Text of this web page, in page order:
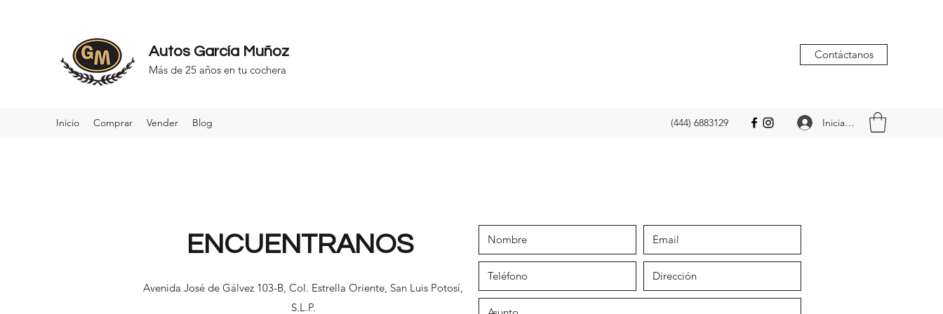
Autos García Muñoz
Más de 25 años en tu cochera
Contáctanos
Inicio Comprar Vender Blog (444) 6883129 Iniciar sesión
ENCUENTRANOS
Avenida José de Gálvez 103-B, Col. Estrella Oriente, San Luis Potosí,
S.L.P.